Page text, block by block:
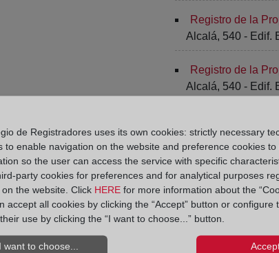
Registro de la
Alcalá, 540 - Edif.
Registro de la
Alcalá, 540 - Edif.
Registro de la
Alcalá, 540 - Edif.
Registro de la
Alcalá, 540 - Edif.
Registro de la
Alcalá, 540 - Edif.
de Registradores uses its own cookies: strictly necessary
to enable navigation on the website and preference cookies
so the user can access the service with specific
party cookies for preferences and for analytical purposes
the website. Click HERE for more information about the
accept all cookies by clicking the “Accept” button or configure
use by clicking the “I want to choose...” button.
I want to choose...